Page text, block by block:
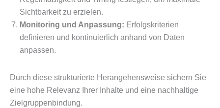
Sichtbarkeit zu erzielen.
Monitoring und Anpassung: Erfolgskriterien
definieren und kontinuierlich anhand von Daten
anpassen.
Durch diese strukturierte Herangehensweise sichern Sie
eine hohe Relevanz Ihrer Inhalte und eine nachhaltige
Zielgruppenbindung.